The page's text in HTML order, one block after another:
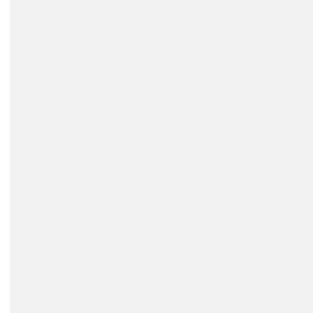
- Gewicht: 383 kg - Volumen: 1,10 m3 - Tragfähigkeit: